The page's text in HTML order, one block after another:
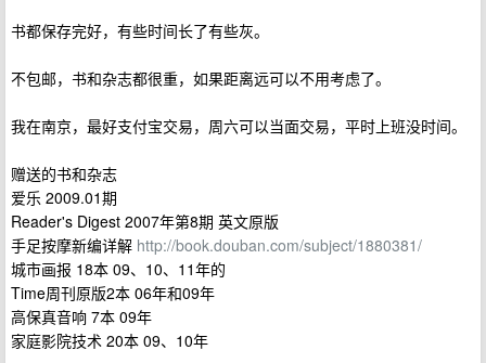
书都保存完好，有些时间长了有些灰。
不包邮，书和杂志都很重，如果距离远可以不用考虑了。
我在南京，最好支付宝交易，周六可以当面交易，平时上班没时间。
赠送的书和杂志
爱乐 2009.01期
Reader's Digest 2007年第8期 英文原版
手足按摩新编详解 http://book.douban.com/subject/1880381/
城市画报 18本 09、10、11年的
Time周刊原版2本 06年和09年
高保真音响 7本 09年
家庭影院技术 20本 09、10年